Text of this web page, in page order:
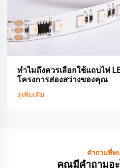
ทำไมถึงควรเลือกใช้แถบไฟ
โครงการส่องสว่างของคุณ
ดูเพิ่มเติม
คำถามที่พ
คุณมีคำถามอะ